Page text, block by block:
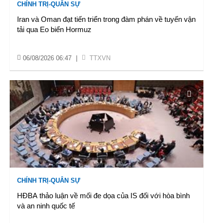
CHÍNH TRỊ-QUÂN SỰ
Iran và Oman đạt tiến triển trong đàm phán về tuyến vận
tải qua Eo biển Hormuz
06/08/2026 06:47 TTXVN
CHÍNH TRỊ-QUÂN SỰ
HĐBA thảo luận về mối đe dọa của IS đối với hòa bình
và an ninh quốc tế